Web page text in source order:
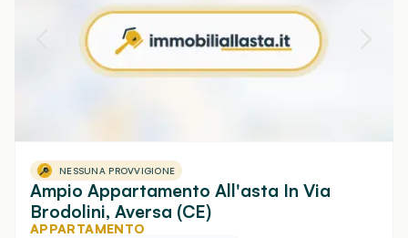
NESSUNA PROVVIGIONE
Ampio Appartamento All'asta In Via
Brodolini, Aversa (CE)
APPARTAMENTO